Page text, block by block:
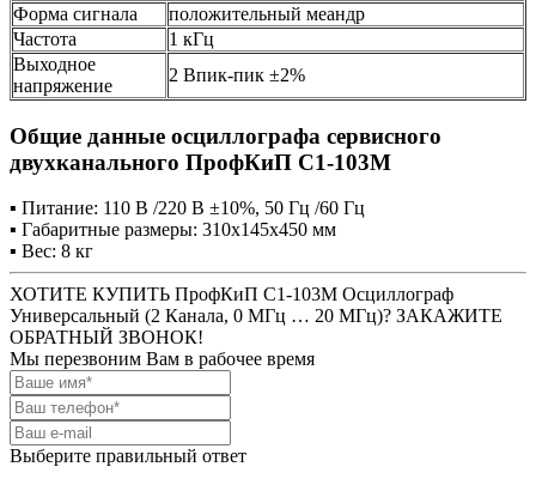
Форма сигнала
положительный меандр
Частота
1 кГц
Выходное
напряжение
2 Впик-пик ±2%
Общие данные осциллографа сервисного
двухканального ПрофКиП С1-103М
▪ Питание: 110 В /220 В ±10%, 50 Гц /60 Гц
▪ Габаритные размеры: 310х145х450 мм
▪ Вес: 8 кг
ХОТИТЕ КУПИТЬ ПрофКиП С1-103М Осциллограф
Универсальный (2 Канала, 0 МГц … 20 МГц)? ЗАКАЖИТЕ
ОБРАТНЫЙ ЗВОНОК!
Мы перезвоним Вам в рабочее время
Выберите правильный ответ